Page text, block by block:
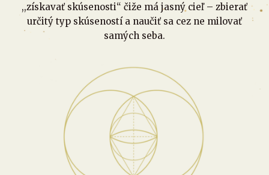
,,získavať skúsenosti“ čiže má jasný cieľ – zbierať
určitý typ skúseností a naučiť sa cez ne milovať
samých seba.